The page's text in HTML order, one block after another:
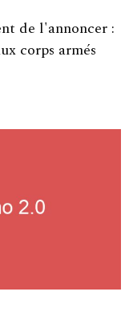
de l'annoncer :
corps armés